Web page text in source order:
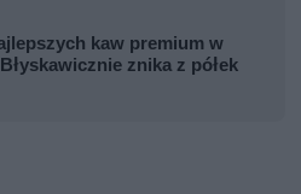
kaw premium w
znika z półek